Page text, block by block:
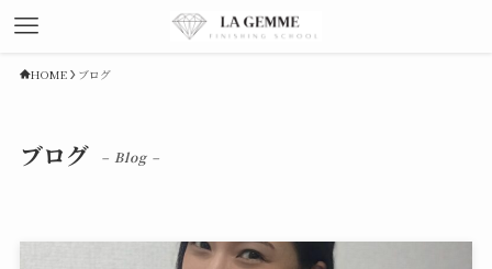
HOME ブログ
ブログ – Blog –